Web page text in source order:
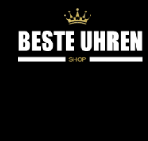
Inhalt
springen